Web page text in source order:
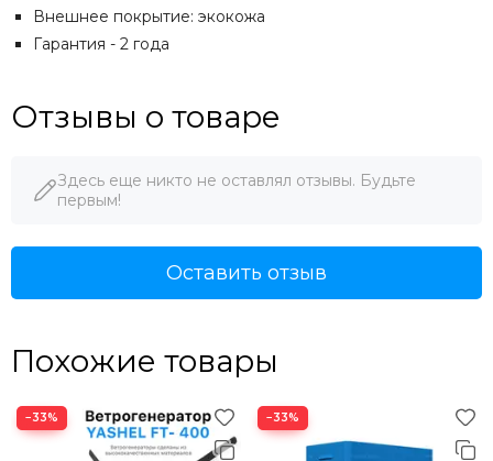
Внешнее покрытие: экокожа
Гарантия - 2 года
Отзывы о товаре
Здесь еще никто не оставлял отзывы. Будьте
первым!
Оставить отзыв
Похожие товары
−33% −33%